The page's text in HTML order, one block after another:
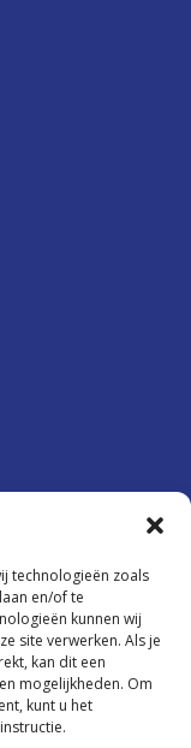
technologieën zoals
en/of te
kunnen wij
site verwerken. Als je
kan dit een
mogelijkheden. Om
kunt u het